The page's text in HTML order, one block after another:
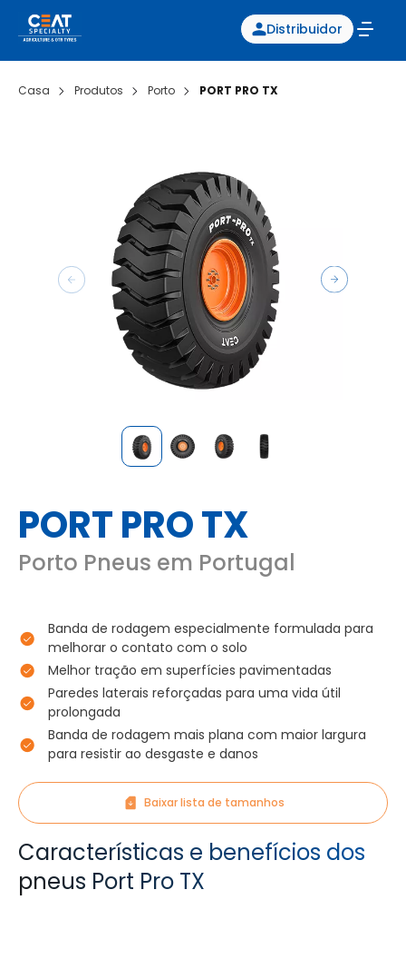
Distribuidor
Casa Produtos Porto PORT PRO TX
PORT PRO TX
Porto Pneus em Portugal
Banda de rodagem especialmente formulada para
melhorar o contato com o solo
Melhor tração em superfícies pavimentadas
Paredes laterais reforçadas para uma vida útil
prolongada
Banda de rodagem mais plana com maior largura
para resistir ao desgaste e danos
Baixar lista de tamanhos
Características e benefícios dos
pneus Port Pro TX